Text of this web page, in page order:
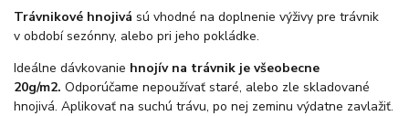
Trávnikové hnojivá sú vhodné na doplnenie výživy pre trávnik
v období sezónny, alebo pri jeho pokládke.
Ideálne dávkovanie hnojív na trávnik je všeobecne
20g/m2. Odporúčame nepoužívať staré, alebo zle skladované
hnojivá. Aplikovať na suchú trávu, po nej zeminu výdatne zavlažiť.